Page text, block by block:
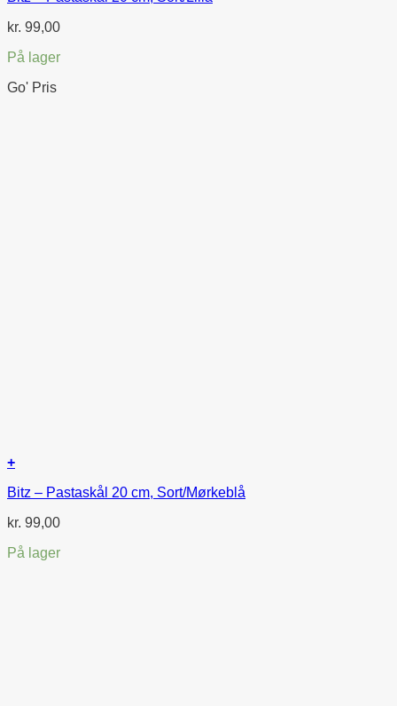
kr. 99,00
På lager
Go' Pris
+
Bitz – Pastaskål 20 cm, Sort/Mørkeblå
kr. 99,00
På lager